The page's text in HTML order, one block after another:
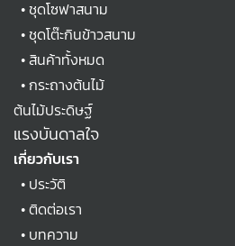
•ชุดโซฟาสนาม
•ชุดโต๊ะกินข้าวสนาม
•สินค้าทั้งหมด
•กระถางต้นไม้
ต้นไม้ประดิษฐ์
แรงบันดาลใจ
เกี่ยวกับเรา
• ประวัติ
•ติดต่อเรา
• บทความ